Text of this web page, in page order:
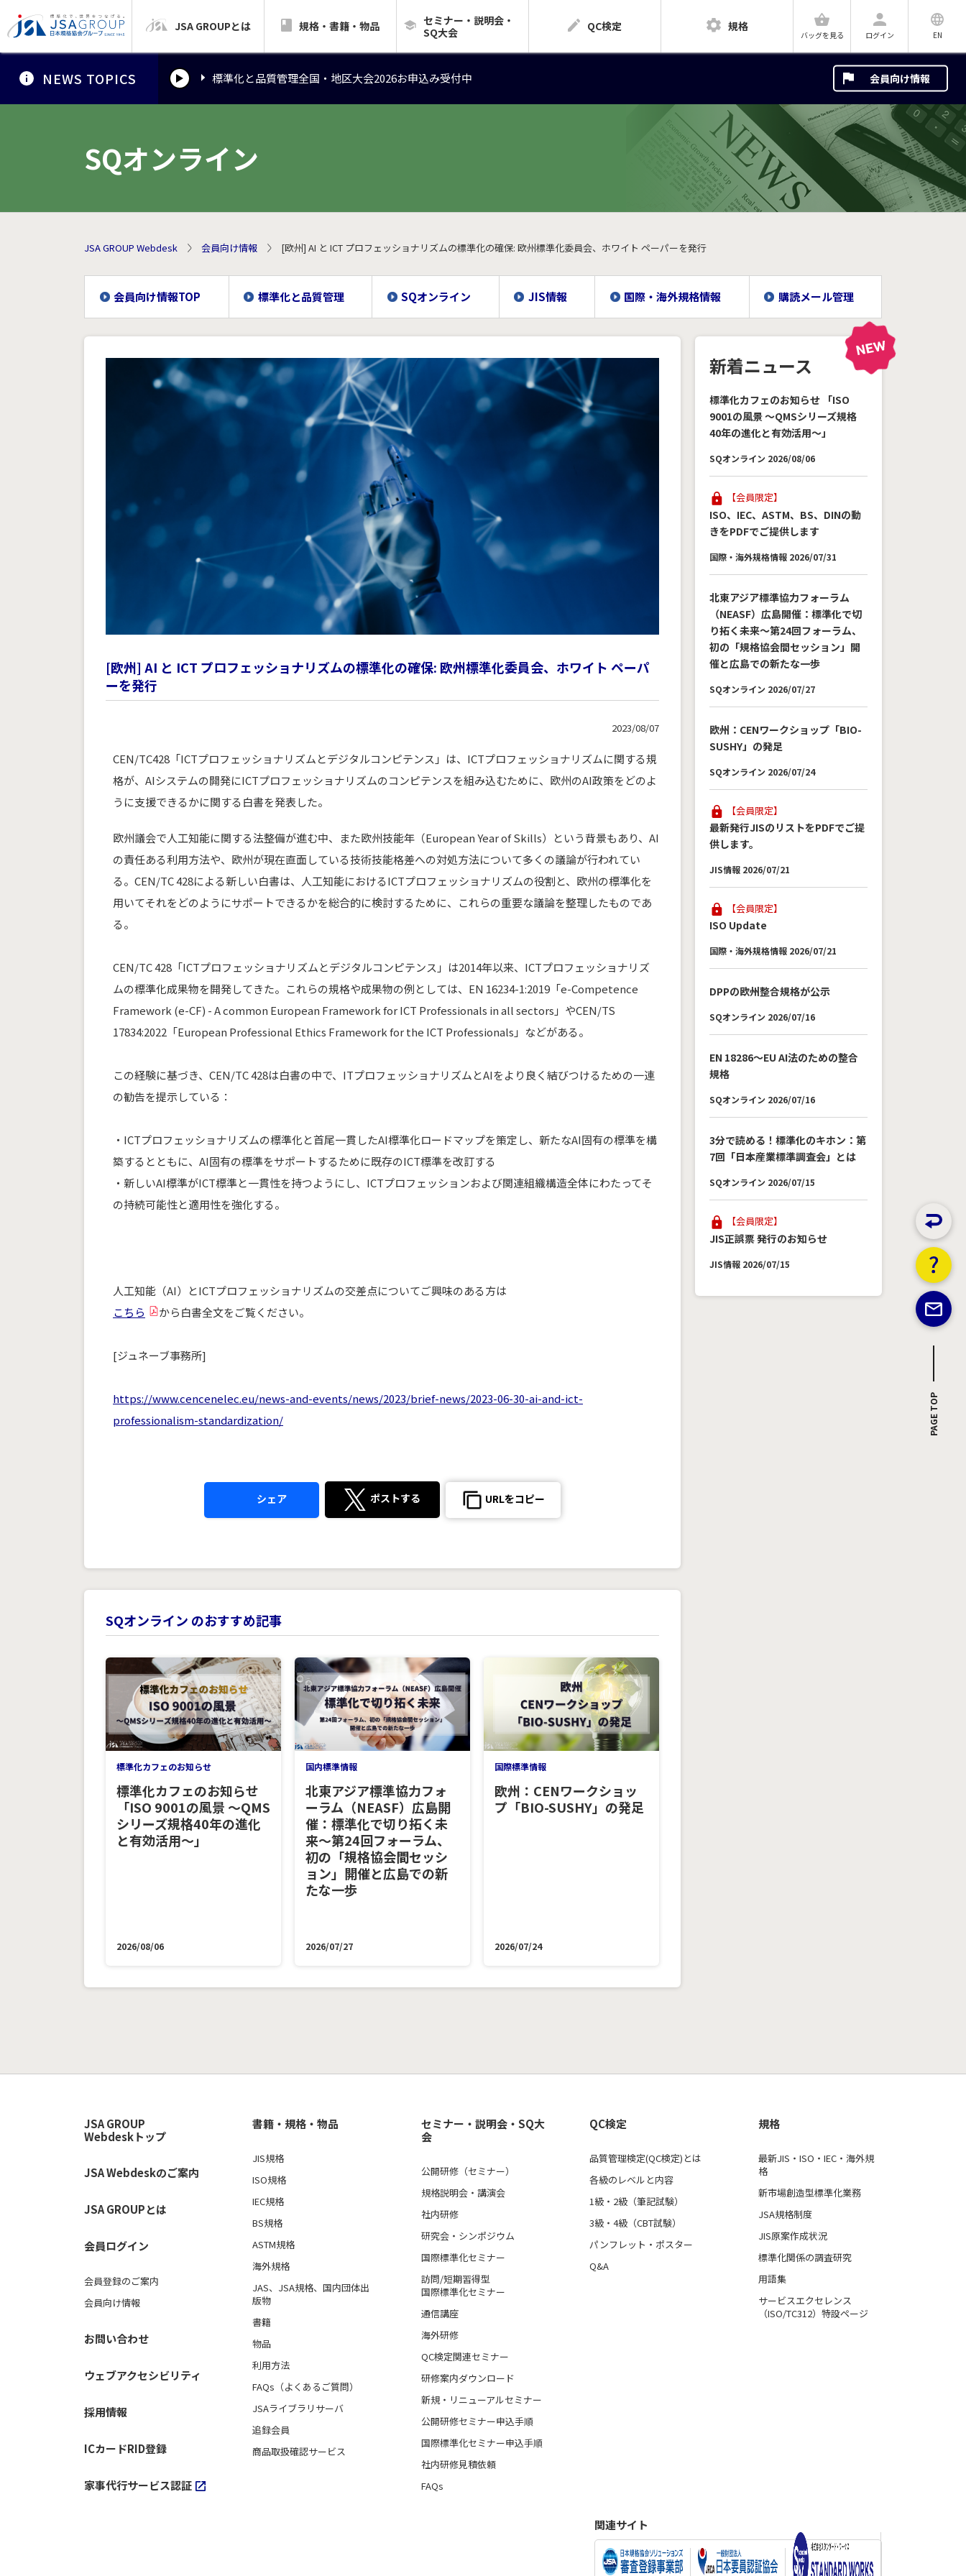
JSA GROUPとは 規格・書籍・物品
セミナー・説明会・
SQ大会
QC検定 規格
バッグを見る ログイン EN
NEWS TOPICS
標準化と品質管理全国・地区大会2026お申込み受付中
標準化と品質管理全国・地区大会2026お申込み受付中 会員向け情報
SQオンライン
JSA GROUP Webdesk 会員向け情報 [欧州] AI と ICT プロフェッショナリズムの標準化の確保: 欧州標準化委員会、ホワイト ペーパーを発行
会員向け情報TOP 標準化と品質管理 SQオンライン JIS情報 国際・海外規格情報 購読メール管理
[欧州] AI と ICT プロフェッショナリズムの標準化の確保: 欧州標準化委員会、ホワイト ペーパ
ーを発行
2023/08/07
CEN/TC428「ICTプロフェッショナリズムとデジタルコンピテンス」は、ICTプロフェッショナリズムに関する規
格が、AIシステムの開発にICTプロフェッショナリズムのコンピテンスを組み込むために、欧州のAI政策をどのよ
うに支援できるかに関する白書を発表した。
欧州議会で人工知能に関する法整備が進む中、また欧州技能年（European Year of Skills）という背景もあり、AI
の責任ある利用方法や、欧州が現在直面している技術技能格差への対処方法について多くの議論が行われてい
る。CEN/TC 428による新しい白書は、人工知能におけるICTプロフェッショナリズムの役割と、欧州の標準化を
用いてそれをどのようにサポートできるかを総合的に検討するために、これらの重要な議論を整理したものであ
る。
CEN/TC 428「ICTプロフェッショナリズムとデジタルコンピテンス」は2014年以来、ICTプロフェッショナリズ
ムの標準化成果物を開発してきた。これらの規格や成果物の例としては、EN 16234-1:2019「e-Competence
Framework (e-CF) - A common European Framework for ICT Professionals in all sectors」やCEN/TS
17834:2022「European Professional Ethics Framework for the ICT Professionals」などがある。
この経験に基づき、CEN/TC 428は白書の中で、ITプロフェッショナリズムとAIをより良く結びつけるための一連
の勧告を提示している：
・ICTプロフェッショナリズムの標準化と首尾一貫したAI標準化ロードマップを策定し、新たなAI固有の標準を構
築するとともに、AI固有の標準をサポートするために既存のICT標準を改訂する
・新しいAI標準がICT標準と一貫性を持つようにし、ICTプロフェッションおよび関連組織構造全体にわたってそ
の持続可能性と適用性を強化する。
人工知能（AI）とICTプロフェッショナリズムの交差点についてご興味のある方は
こちら
から白書全文をご覧ください。
[ジュネーブ事務所]
https://www.cencenelec.eu/news-and-events/news/2023/brief-news/2023-06-30-ai-and-ict-
professionalism-standardization/
シェア ポストする URLをコピー
SQオンライン のおすすめ記事
標準化カフェのお知らせ
標準化カフェのお知らせ
「ISO 9001の風景 ～QMS
シリーズ規格40年の進化
と有効活用～」
2026/08/06
国内標準情報
北東アジア標準協力フォ
ーラム（NEASF）広島開
催：標準化で切り拓く未
来～第24回フォーラム、
初の「規格協会間セッシ
ョン」開催と広島での新
たな一歩
2026/07/27
国際標準情報
欧州：CENワークショッ
プ「BIO-SUSHY」の発足
2026/07/24
新着ニュース
標準化カフェのお知らせ 「ISO
9001の風景 ～QMSシリーズ規格
40年の進化と有効活用～」
SQオンライン 2026/08/06
【会員限定】
ISO、IEC、ASTM、BS、DINの動
きをPDFでご提供します
国際・海外規格情報 2026/07/31
北東アジア標準協力フォーラム
（NEASF）広島開催：標準化で切
り拓く未来～第24回フォーラム、
初の「規格協会間セッション」開
催と広島での新たな一歩
SQオンライン 2026/07/27
欧州：CENワークショップ「BIO-
SUSHY」の発足
SQオンライン 2026/07/24
【会員限定】
最新発行JISのリストをPDFでご提
供します。
JIS情報 2026/07/21
【会員限定】
ISO Update
国際・海外規格情報 2026/07/21
DPPの欧州整合規格が公示
SQオンライン 2026/07/16
EN 18286～EU AI法のための整合
規格
SQオンライン 2026/07/16
3分で読める！標準化のキホン：第
7回「日本産業標準調査会」とは
SQオンライン 2026/07/15
【会員限定】
JIS正誤票 発行のお知らせ
JIS情報 2026/07/15
JSA GROUP
Webdeskトップ
JSA Webdeskのご案内
JSA GROUPとは
会員ログイン
会員登録のご案内
会員向け情報
お問い合わせ
ウェブアクセシビリティ
採用情報
ICカードRID登録
家事代行サービス認証
書籍・規格・物品
JIS規格
ISO規格
IEC規格
BS規格
ASTM規格
海外規格
JAS、JSA規格、国内団体出
版物
書籍
物品
利用方法
FAQs（よくあるご質問）
JSAライブラリサーバ
追録会員
商品取扱確認サービス
セミナー・説明会・SQ大
会
公開研修（セミナー）
規格説明会・講演会
社内研修
研究会・シンポジウム
国際標準化セミナー
訪問/短期習得型
国際標準化セミナー
通信講座
海外研修
QC検定関連セミナー
研修案内ダウンロード
新規・リニューアルセミナー
公開研修セミナー申込手順
国際標準化セミナー申込手順
社内研修見積依頼
FAQs
QC検定
品質管理検定(QC検定)とは
各級のレベルと内容
1級・2級（筆記試験）
3級・4級（CBT試験）
パンフレット・ポスター
Q&A
規格
最新JIS・ISO・IEC・海外規
格
新市場創造型標準化業務
JSA規格制度
JIS原案作成状況
標準化関係の調査研究
用語集
サービスエクセレンス
（ISO/TC312）特設ページ
関連サイト
PAGE TOP